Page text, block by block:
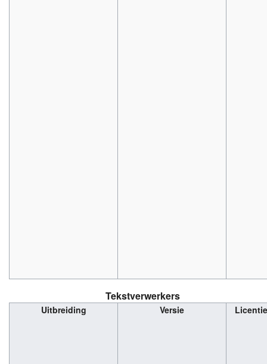
Tekstverwerkers
Uitbreiding Versie Licentie